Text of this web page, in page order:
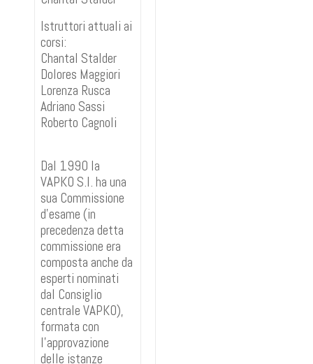
Istruttori attuali ai
corsi:
Chantal Stalder
Dolores Maggiori
Lorenza Rusca
Adriano Sassi
Roberto Cagnoli
Dal 1990 la
VAPKO S.I. ha una
sua Commissione
d'esame (in
precedenza detta
commissione era
composta anche da
esperti nominati
dal Consiglio
centrale VAPKO),
formata con
l’approvazione
delle istanze